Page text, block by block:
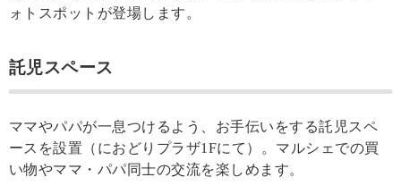
ォトスポットが登場します。
託児スペース
ママやパパが一息つけるよう、お手伝いをする託児スペ
ースを設置（におどりプラザ1Fにて）。マルシェでの買
い物やママ・パパ同士の交流を楽しめます。